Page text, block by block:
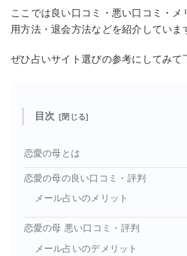
ここでは良い口コミ・悪い口コミ・メ
用方法・退会方法などを紹介していま
ぜひ占いサイト選びの参考にしてみて
目次
恋愛の母とは
恋愛の母の良い口コミ・評判
メール占いのメリット
恋愛の母 悪い口コミ・評判
メール占いのデメリット